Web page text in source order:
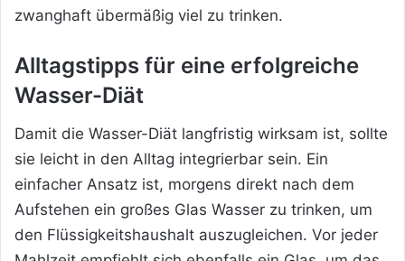
zwanghaft übermäßig viel zu trinken.
Alltagstipps für eine erfolgreiche
Wasser-Diät
Damit die Wasser-Diät langfristig wirksam ist, sollte
sie leicht in den Alltag integrierbar sein. Ein
einfacher Ansatz ist, morgens direkt nach dem
Aufstehen ein großes Glas Wasser zu trinken, um
den Flüssigkeitshaushalt auszugleichen. Vor jeder